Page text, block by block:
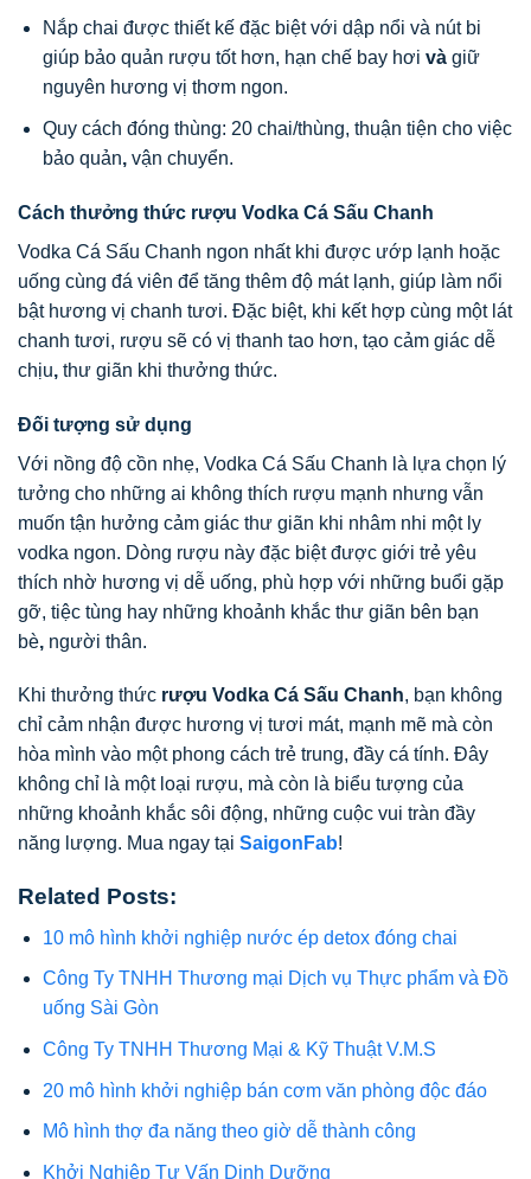
Nắp chai được thiết kế đặc biệt với dập nổi và nút bi
giúp bảo quản rượu tốt hơn, hạn chế bay hơi vàgiữ
nguyên hương vị thơm ngon.
Quy cách đóng thùng: 20 chai/thùng, thuận tiện cho việc
bảo quản,vận chuyển.
Cách thưởng thức rượu Vodka Cá Sấu Chanh
Vodka Cá Sấu Chanh ngon nhất khi được ướp lạnh hoặc
uống cùng đá viên để tăng thêm độ mát lạnh, giúp làm nổi
bật hương vị chanh tươi. Đặc biệt, khi kết hợp cùng một lát
chanh tươi, rượu sẽ có vị thanh tao hơn, tạo cảm giác dễ
chịu, thư giãn khi thưởng thức.
Đối tượng sử dụng
Với nồng độ cồn nhẹ, Vodka Cá Sấu Chanh là lựa chọn lý
tưởng cho những ai không thích rượu mạnh nhưng vẫn
muốn tận hưởng cảm giác thư giãn khi nhâm nhi một ly
vodka ngon. Dòng rượu này đặc biệt được giới trẻ yêu
thích nhờ hương vị dễ uống, phù hợp với những buổi gặp
gỡ, tiệc tùng hay những khoảnh khắc thư giãn bên bạn
bè, người thân.
Khi thưởng thức rượu Vodka Cá Sấu Chanh, bạn không
chỉ cảm nhận được hương vị tươi mát, mạnh mẽ mà còn
hòa mình vào một phong cách trẻ trung, đầy cá tính. Đây
không chỉ là một loại rượu, mà còn là biểu tượng của
những khoảnh khắc sôi động, những cuộc vui tràn đầy
năng lượng. Mua ngay tại SaigonFab!
Related Posts:
10 mô hình khởi nghiệp nước ép detox đóng chai
Công Ty TNHH Thương mại Dịch vụ Thực phẩm và Đồ
uống Sài Gòn
Công Ty TNHH Thương Mại & Kỹ Thuật V.M.S
20 mô hình khởi nghiệp bán cơm văn phòng độc đáo
Mô hình thợ đa năng theo giờ dễ thành công
Khởi Nghiệp Tư Vấn Dinh Dưỡng